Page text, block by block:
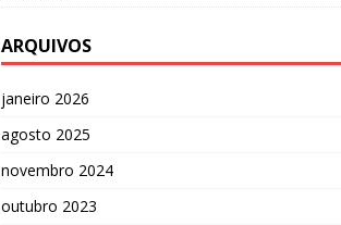
ARQUIVOS
janeiro 2026
agosto 2025
novembro 2024
outubro 2023